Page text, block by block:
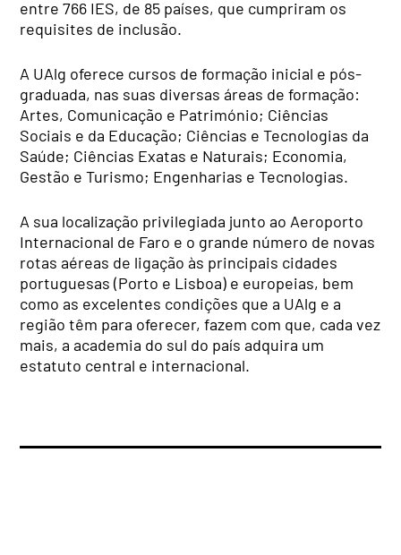
entre 766 IES, de 85 países, que cumpriram os
requisites de inclusão.
A UAlg oferece cursos de formação inicial e pós-
graduada, nas suas diversas áreas de formação:
Artes, Comunicação e Património; Ciências
Sociais e da Educação; Ciências e Tecnologias da
Saúde; Ciências Exatas e Naturais; Economia,
Gestão e Turismo; Engenharias e Tecnologias.
A sua localização privilegiada junto ao Aeroporto
Internacional de Faro e o grande número de novas
rotas aéreas de ligação às principais cidades
portuguesas (Porto e Lisboa) e europeias, bem
como as excelentes condições que a UAlg e a
região têm para oferecer, fazem com que, cada vez
mais, a academia do sul do país adquira um
estatuto central e internacional.